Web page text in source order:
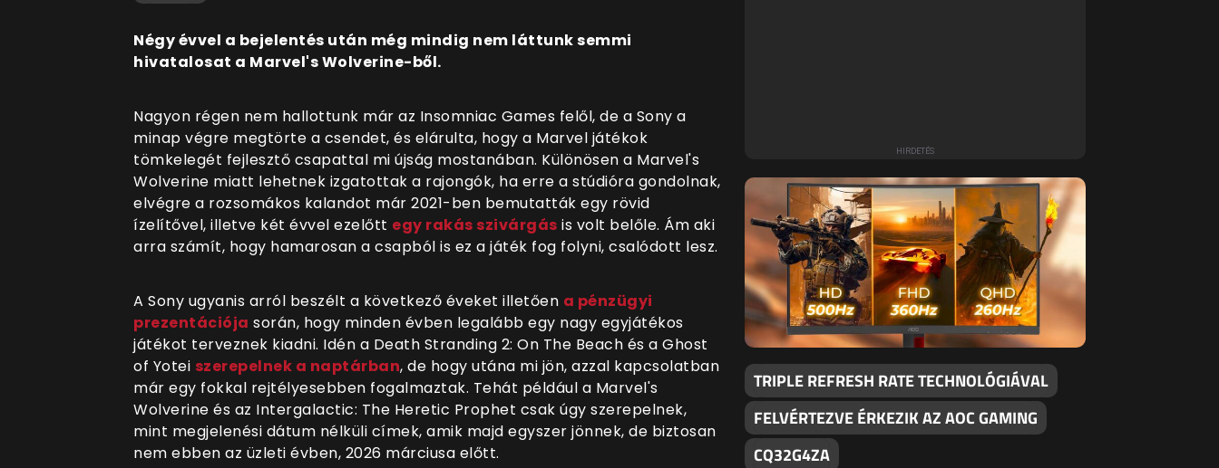
Négy évvel a bejelentés után még mindig nem láttunk semmi
hivatalosat a Marvel's Wolverine-ből.
Nagyon régen nem hallottunk már az Insomniac Games felől, de a Sony a
minap végre megtörte a csendet, és elárulta, hogy a Marvel játékok
tömkelegét fejlesztő csapattal mi újság mostanában. Különösen a Marvel's
Wolverine miatt lehetnek izgatottak a rajongók, ha erre a stúdióra gondolnak,
elvégre a rozsomákos kalandot már 2021-ben bemutatták egy rövid
ízelítővel, illetve két évvel ezelőtt egy rakás szivárgás is volt belőle. Ám aki
arra számít, hogy hamarosan a csapból is ez a játék fog folyni, csalódott lesz.
A Sony ugyanis arról beszélt a következő éveket illetően a pénzügyi
prezentációja során, hogy minden évben legalább egy nagy egyjátékos
játékot terveznek kiadni. Idén a Death Stranding 2: On The Beach és a Ghost
of Yotei szerepelnek a naptárban, de hogy utána mi jön, azzal kapcsolatban
már egy fokkal rejtélyesebben fogalmaztak. Tehát például a Marvel's
Wolverine és az Intergalactic: The Heretic Prophet csak úgy szerepelnek,
mint megjelenési dátum nélküli címek, amik majd egyszer jönnek, de biztosan
nem ebben az üzleti évben, 2026 márciusa előtt.
TRIPLE REFRESH RATE TECHNOLÓGIÁVAL
FELVÉRTEZVE ÉRKEZIK AZ AOC GAMING
CQ32G4ZA